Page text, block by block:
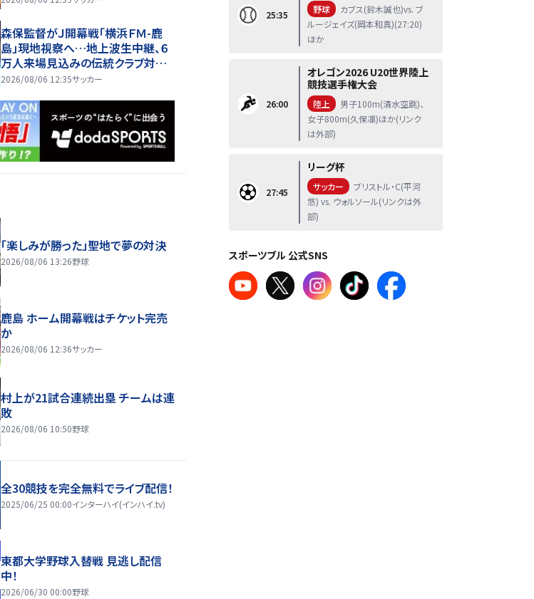
森保監督がＪ開幕戦「横浜ＦＭ-鹿
島」現地視察へ…地上波生中継、６
万人来場見込みの伝統クラブ対決
に熱視線
2026/08/06 12:35サッカー
「楽しみが勝った」聖地で夢の対決
2026/08/06 13:26野球
鹿島 ホーム開幕戦はチケット完売
か
2026/08/06 12:36サッカー
村上が21試合連続出塁 チームは連
敗
2026/08/06 10:50野球
全30競技を完全無料でライブ配信！
2025/06/25 00:00インターハイ(インハイ.tv)
東都大学野球入替戦 見逃し配信
中！
2026/06/30 00:00野球
25:35 野球
カブス(鈴木誠也)vs. ブ
ルージェイズ(岡本和真)(27:20)
ほか
26:00
オレゴン2026 U20世界陸上
競技選手権大会
陸上
男子100m(清水空跳)、
女子800m(久保凛)ほか(リンク
は外部)
27:45
リーグ杯
サッカー
ブリストル・C(平河
悠) vs. ウォルソール(リンクは外
部)
スポーツブル 公式SNS